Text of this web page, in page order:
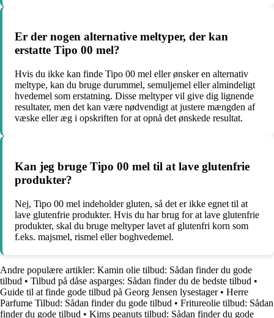
Er der nogen alternative meltyper, der kan
erstatte Tipo 00 mel?
Hvis du ikke kan finde Tipo 00 mel eller ønsker en alternativ
meltype, kan du bruge durummel, semuljemel eller almindeligt
hvedemel som erstatning. Disse meltyper vil give dig lignende
resultater, men det kan være nødvendigt at justere mængden af
væske eller æg i opskriften for at opnå det ønskede resultat.
Kan jeg bruge Tipo 00 mel til at lave glutenfrie
produkter?
Nej, Tipo 00 mel indeholder gluten, så det er ikke egnet til at
lave glutenfrie produkter. Hvis du har brug for at lave glutenfrie
produkter, skal du bruge meltyper lavet af glutenfri korn som
f.eks. majsmel, rismel eller boghvedemel.
Andre populære artikler: Kamin olie tilbud: Sådan finder du gode
tilbud • Tilbud på dåse asparges: Sådan finder du de bedste tilbud •
Guide til at finde gode tilbud på Georg Jensen lysestager• Herre
Parfume Tilbud: Sådan finder du gode tilbud • Fritureolie tilbud: Sådan
finder du gode tilbud • Kims peanuts tilbud: Sådan finder du gode